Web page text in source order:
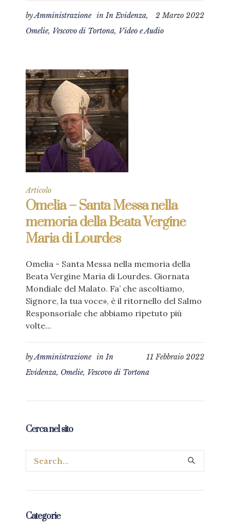
2 Marzo 2022
byAmministrazione inIn Evidenza,
Omelie, Vescovo di Tortona, Video e Audio
Articolo
Omelia – Santa Messa nella
memoria della Beata Vergine
Maria di Lourdes
Omelia - Santa Messa nella memoria della
Beata Vergine Maria di Lourdes. Giornata
Mondiale del Malato. Fa’ che ascoltiamo,
Signore, la tua voce», è il ritornello del Salmo
Responsoriale che abbiamo ripetuto più
volte...
11 Febbraio 2022
byAmministrazione inIn
Evidenza, Omelie, Vescovo di Tortona
Cerca nel sito
Categorie